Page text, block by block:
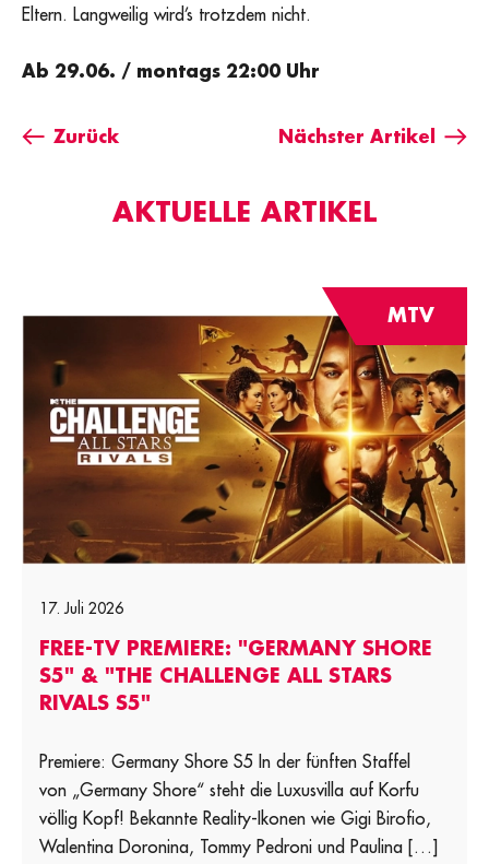
Eltern. Langweilig wird’s trotzdem nicht.
Ab 29.06. / montags 22:00 Uhr
Zurück Nächster Artikel
AKTUELLE ARTIKEL
MTV
17. Juli 2026
FREE-TV PREMIERE: "GERMANY SHORE
S5" & "THE CHALLENGE ALL STARS
RIVALS S5"
Premiere: Germany Shore S5 In der fünften Staffel
von „Germany Shore“ steht die Luxusvilla auf Korfu
völlig Kopf! Bekannte Reality-Ikonen wie Gigi Birofio,
Walentina Doronina, Tommy Pedroni und Paulina […]